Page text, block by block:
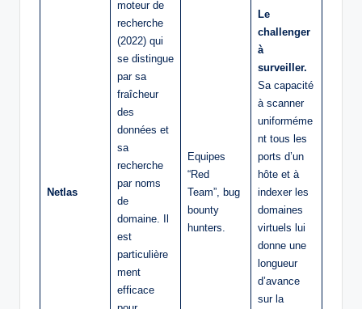
Netlas
moteur de
recherche
(2022) qui
se distingue
par sa
fraîcheur
des
données et
sa
recherche
par noms
de
domaine. Il
est
particulière
ment
efficace
Equipes
“Red
Team”, bug
bounty
hunters.
Le
challenger
à
surveiller.
Sa capacité
à scanner
uniforméme
nt tous les
ports d’un
hôte et à
indexer les
domaines
virtuels lui
donne une
longueur
d’avance
sur la